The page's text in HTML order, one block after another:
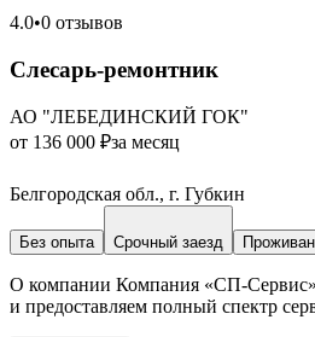
4.0•0 отзывов
Слесарь-ремонтник
АО "ЛЕБЕДИНСКИЙ ГОК"
от 136 000 ₽за месяц
Белгородская обл., г. Губкин
Без опыта Срочный заезд
О компании Компания «СП-
и предоставляем полный спектр